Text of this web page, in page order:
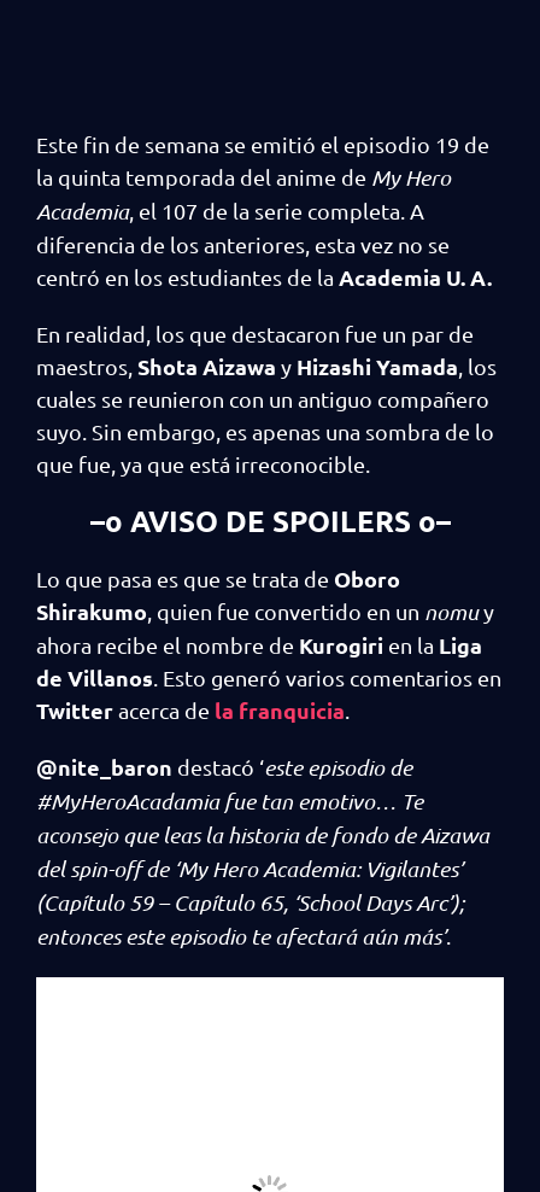
Este fin de semana se emitió el episodio 19 de
la quinta temporada del anime de My Hero
Academia, el 107 de la serie completa. A
diferencia de los anteriores, esta vez no se
centró en los estudiantes de la Academia U. A.
En realidad, los que destacaron fue un par de
maestros, Shota Aizawa y Hizashi Yamada , los
cuales se reunieron con un antiguo compañero
suyo. Sin embargo, es apenas una sombra de lo
que fue, ya que está irreconocible.
–o AVISO DE SPOILERS o–
Lo que pasa es que se trata de Oboro
Shirakumo , quien fue convertido en un nomuy
ahora recibe el nombre de Kurogiri en la Liga
de Villanos . Esto generó varios comentarios en
Twitteracerca de la franquicia
@nite_baron destacó ‘este episodio de
#MyHeroAcadamia fue tan emotivo… Te
aconsejo que leas la historia de fondo de Aizawa
del spin-off de ‘My Hero Academia: Vigilantes’
(Capítulo 59 – Capítulo 65, ‘School Days Arc’);
entonces este episodio te afectará aún más’.